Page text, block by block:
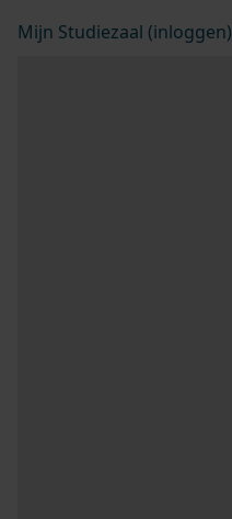
Mijn Studiezaal (inloggen)